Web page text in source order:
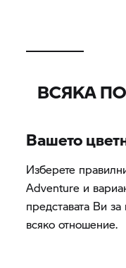
ВСЯКА
Вашето
Изберете
Adventure и
представата Ви
всяко отношение.